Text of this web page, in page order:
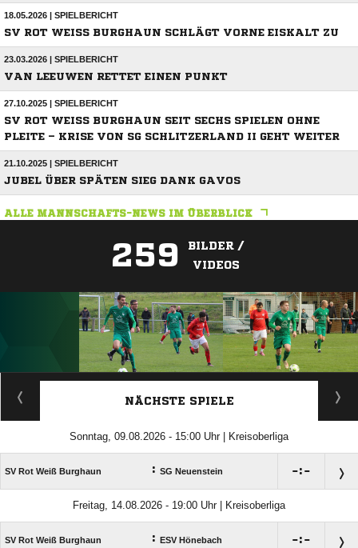
18.05.2026 | SPIELBERICHT
SV ROT WEISS BURGHAUN SCHLÄGT VORNE EISKALT ZU
23.03.2026 | SPIELBERICHT
VAN LEEUWEN RETTET EINEN PUNKT
27.10.2025 | SPIELBERICHT
SV ROT WEISS BURGHAUN SEIT SECHS SPIELEN OHNE P
LEITE – KRISE VON SG SCHLITZERLAND II GEHT WEITER
21.10.2025 | SPIELBERICHT
JUBEL ÜBER SPÄTEN SIEG DANK GAVOS
ALLE MANNSCHAFTS-NEWS IM ÜBERBLICK
259
BILDER /
VIDEOS
ANZEIGE
NÄCHSTE SPIELE
Sonntag, 09.08.2026 - 15:00 Uhr | Kreisoberliga
SV Rot Weiß Burghaun : SG Neuenstein :
Freitag, 14.08.2026 - 19:00 Uhr | Kreisoberliga
SV Rot Weiß Burghaun : ESV Hönebach :